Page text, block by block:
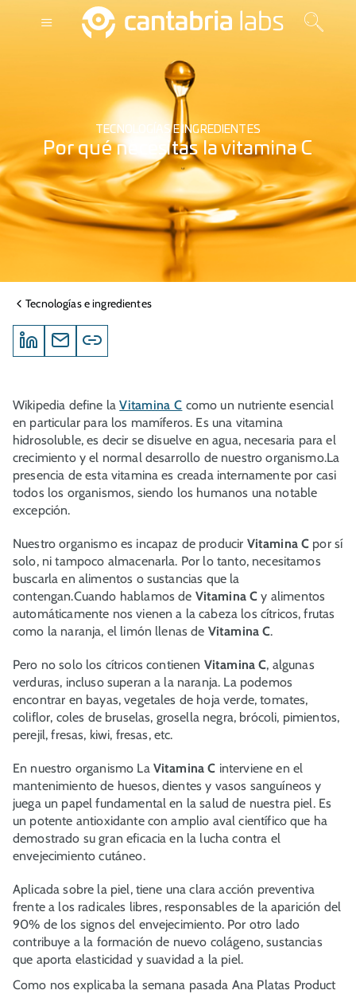
TECNOLOGÍAS E INGREDIENTES
Por qué necesitas la vitamina C
Tecnologías e ingredientes
Wikipedia define laVitamina C como un nutriente esencial
en particular para los mamíferos. Es una vitamina
hidrosoluble, es decir se disuelve en agua, necesaria para el
crecimiento y el normal desarrollo de nuestro organismo.La
presencia de esta vitamina es creada internamente por casi
todos los organismos, siendo los humanos una notable
excepción.
Nuestro organismo es incapaz de producir Vitamina C por sí
solo, ni tampoco almacenarla. Por lo tanto, necesitamos
buscarla en alimentos o sustancias que la
contengan.Cuando hablamos de Vitamina C y alimentos
automáticamente nos vienen a la cabeza los cítricos, frutas
como la naranja, el limón llenas de Vitamina C.
Pero no solo los cítricos contienen Vitamina C, algunas
verduras, incluso superan a la naranja. La podemos
encontrar en bayas, vegetales de hoja verde, tomates,
coliflor, coles de bruselas, grosella negra, brócoli, pimientos,
perejil, fresas, kiwi, fresas, etc.
En nuestro organismo La Vitamina C interviene en el
mantenimiento de huesos, dientes y vasos sanguíneos y
juega un papel fundamental en la salud de nuestra piel. Es
un potente antioxidante con amplio aval científico que ha
demostrado su gran eficacia en la lucha contra el
envejecimiento cutáneo.
Aplicada sobre la piel, tiene una clara acción preventiva
frente a los radicales libres, responsables de la aparición del
90% de los signos del envejecimiento. Por otro lado
contribuye a la formación de nuevo colágeno, sustancias
que aporta elasticidad y suavidad a la piel.
Como nos explicaba la semana pasada Ana Platas Product